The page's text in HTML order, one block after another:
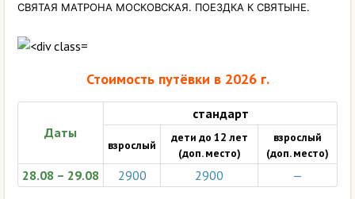
СВЯТАЯ МАТРОНА МОСКОВСКАЯ. ПОЕЗДКА К СВЯТЫНЕ.
Стоимость путёвки в 2026 г.
Даты
стандарт
взрослый
дети до 12 лет
(доп. место)
взрослый
(доп. место)
28.08 – 29.08 2900 2900 —